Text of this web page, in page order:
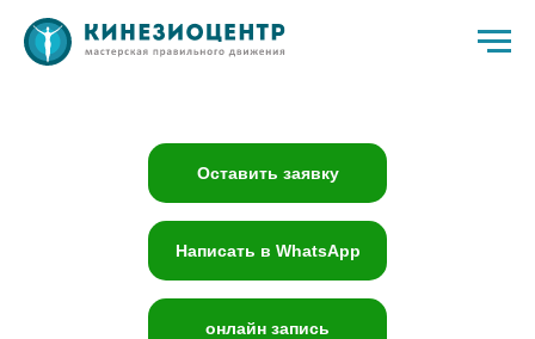
Оставить заявку
онлайн запись
Написать в WhatsApp